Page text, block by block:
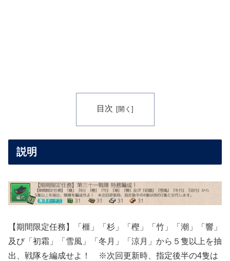
目次
説明
【期間限定任務】「榧」「杉」「樫」「竹」「潮」「響」
及び「初霜」「雪風」「冬月」「涼月」から５隻以上を抽
出、戦隊を編成せよ！ ※次回更新時、指定後半の4隻は